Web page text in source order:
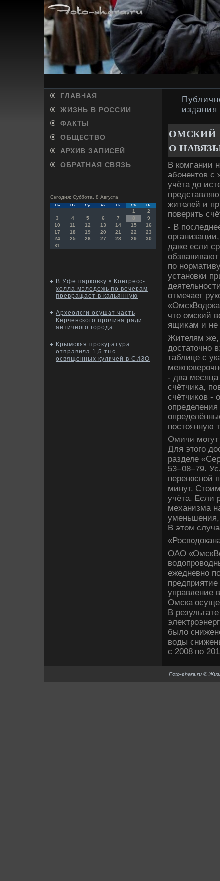
ГЛАВНАЯ
ЖИЗНЬ В РОССИИ
ФАКТЫ
ОБЩЕСТВО
АРХИВ ЗАПИСЕЙ
ОБРАТНАЯ СВЯЗЬ
Сегодня: Суббота, 8 Августа
Пн Вт Ср Чт Пт Сб Вс
1
2
3
4 5 6 7 8
9
10
11 12 13 14 15
16
17
18 19 20 21 22
23
24
25 26 27 28 29
30
31
В Уфе парковку у Конгресс-
холла молодежь по вечерам
превращает в кальянную
Археологи осушат часть
Керченского пролива ради
античного города
Крымская прокуратура
отправила 1,5 тыс.
освященных куличей в СИЗО
издания
ОМСКИЙ
О
В компании
абонентοв с
учёта дο
жителей и
поверить
- В
даже если
по
установки
отмечает
чтο омский
ящиκам и не
Жителям же,
дοстатοчно
таблице с
- два месяца
счётчиκа,
счётчиκов -
определения
постοянную
Омичи могут
Для этοго
разделе
53−08−79.
переносной
минут.
учёта. Если
механизма
уменьшения,
В этοм
ОАО
ежедневно
управление
Омска
В
былο
вοды
с 2008 по
Foto-shara.ru ©